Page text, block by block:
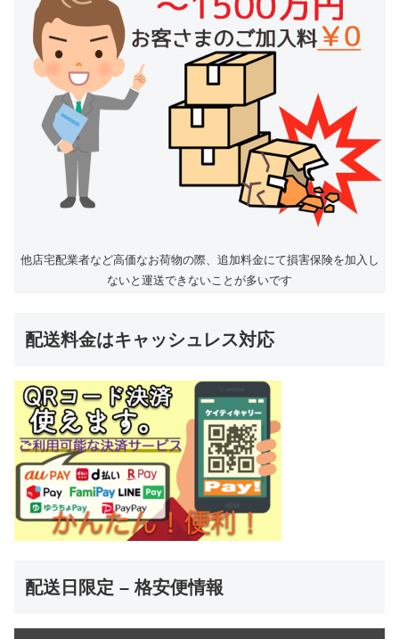
他店宅配業者など高価なお荷物の際、追加料金にて損害保険を加入し
ないと運送できないことが多いです
配送料金はキャッシュレス対応
配送日限定 – 格安便情報